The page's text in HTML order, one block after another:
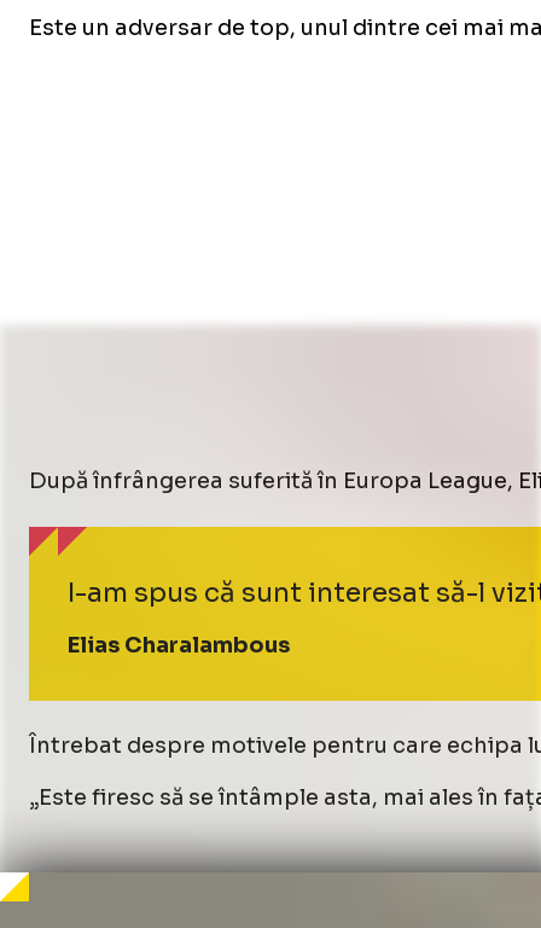
Este un adversar de top, unul dintre cei mai
După înfrângerea suferită în Europa League,
I-am spus că sunt interesat să-l
Elias Charalambous
Întrebat despre motivele pentru care echipa
„Este firesc să se întâmple asta, mai ales în